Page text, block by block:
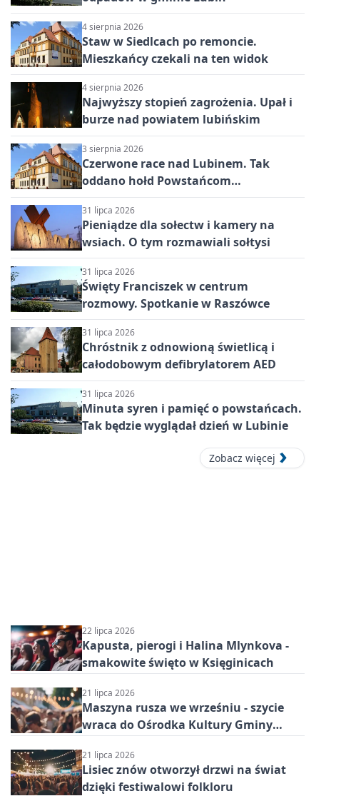
4 sierpnia 2026
Staw w Siedlcach po remoncie.
Mieszkańcy czekali na ten widok
4 sierpnia 2026
Najwyższy stopień zagrożenia. Upał i
burze nad powiatem lubińskim
3 sierpnia 2026
Czerwone race nad Lubinem. Tak
oddano hołd Powstańcom
Warszawskim
31 lipca 2026
Pieniądze dla sołectw i kamery na
wsiach. O tym rozmawiali sołtysi
31 lipca 2026
Święty Franciszek w centrum
rozmowy. Spotkanie w Raszówce
31 lipca 2026
Chróstnik z odnowioną świetlicą i
całodobowym defibrylatorem AED
31 lipca 2026
Minuta syren i pamięć o powstańcach.
Tak będzie wyglądał dzień w Lubinie
Zobacz więcej
22 lipca 2026
Kapusta, pierogi i Halina Mlynkova -
smakowite święto w Księginicach
21 lipca 2026
Maszyna rusza we wrześniu - szycie
wraca do Ośrodka Kultury Gminy
21 lipca 2026
Lisiec znów otworzył drzwi na świat
dzięki festiwalowi folkloru